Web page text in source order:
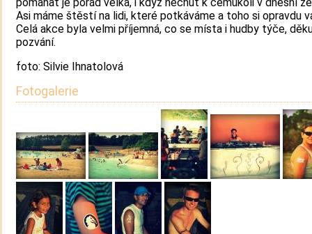
Asi máme štěstí na lidi, které potkáváme a toho si opravdu
Celá akce byla velmi příjemná, co se místa i hudby týče,
pozvání.
foto: Silvie Ihnatolová
Fotogalerie